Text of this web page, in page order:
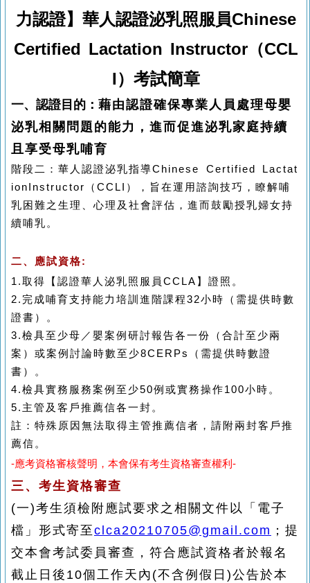
力認證】華人認證泌乳照服員Chinese
Certified Lactation Instructor（CCL
I）考試簡章
一、認證目的： 藉由認證確保專業人員處理母嬰
泌乳相關問題的能力，進而促進泌乳家庭持續
且享受母乳哺育
階段二 ： 華人認證泌乳指導Chinese Certified Lactat
ionInstructor
（ CCLI
），旨在運用諮詢技巧，瞭解哺
乳困難之生理、心理及社會評估，進而鼓勵授乳婦女持
續哺乳。
二、應試資格:
1.取得【認證華人泌乳照服員 CCLA 】證照。
2. 完成哺育支持能力培訓進階課程32小時（需提供時數
證書）。
3.檢具至少母／嬰案例研討報告各一份（合計至少兩
案）或案例討論時數至少8CERPs
（需提供時數證
書）。
4.檢具實務服務案例至少50例或實務操作100小時。
5. 主管及客戶推薦信各一封。
註：特殊原因無法取得主管推薦信者，請附兩封客戶推
薦信。
-應考資格審核聲明，本會保有考生資格審查權利-
三、 考生資格審查
(一)考生須檢附應試要求之相關文件以
「電子
檔」形式寄至clca20210705@gmail.com ；提
交本會考試委員審查，符合應試資格者於報名
截止日後 10個工作天內 (不含例假日 )公告於本